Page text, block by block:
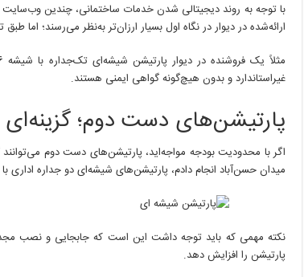
با توجه به روند دیجیتالی شدن خدمات ساختمانی، چندین
ارائه‌شده در دیوار در نگاه اول بسیار ارزان‌تر به‌نظر می‌رسند؛
غیراستاندارد و بدون هیچ‌گونه گواهی ایمنی هستند.
پارتیشن‌های دست دوم؛ گزینه‌ای
اگر با محدودیت بودجه مواجه‌اید، پارتیشن‌های دست دوم
میدان حسن‌آباد انجام دادم، پارتیشن‌های شیشه‌ای دو جداره اداری با فریم
پارتیشن را افزایش دهد.